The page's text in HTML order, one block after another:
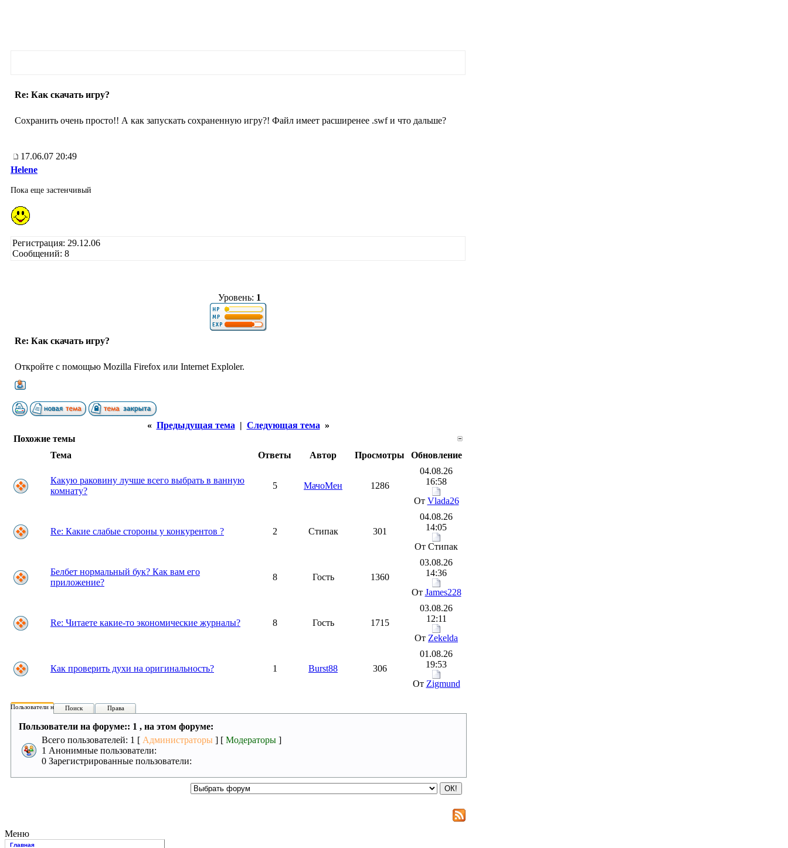
Re: Как скачать игру?
Сохранить очень просто!! А как запускать сохраненную игру?! Файл имеет расширенее .swf и что дальше?
17.06.07 20:49
Helene
Пока еще застенчивый
Регистрация: 29.12.06
Сообщений: 8
Уровень: 1
Re: Как скачать игру?
Откройте с помощью Mozilla Firefox или Internet Exploler.
« Предыдущая тема | Следующая тема »
Похожие темы
Тема
Ответы Автор Просмотры Обновление
Какую раковину лучше всего выбрать в ванную
комнату?
5 МачоМен 1286
04.08.26
16:58
От Vlada26
Re: Какие слабые стороны у конкурентов ? 2 Стипак 301
04.08.26
14:05
От Стипак
Белбет нормальный бук? Как вам его
приложение?
8 Гость 1360
03.08.26
14:36
От James228
Re: Читаете какие-то экономические журналы? 8 Гость 1715
03.08.26
12:11
От Zekelda
Как проверить духи на оригинальность? 1 Burst88 306
01.08.26
19:53
От Zigmund
Пользователи на форуме:
Поиск Права
Пользователи на форуме:: 1 , на этом форуме:
Всего пользователей: 1 [ Администраторы ] [ Модераторы ]
1 Анонимные пользователи:
0 Зарегистрированные пользователи:
Меню
Главная